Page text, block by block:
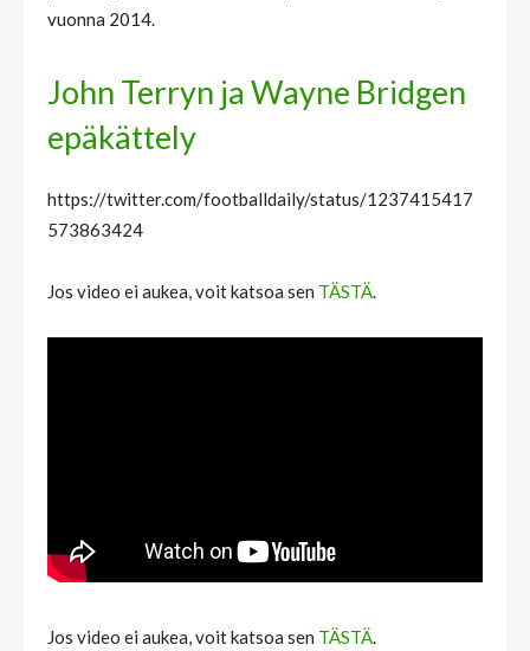
vuonna 2014.
John Terryn ja Wayne Bridgen
epäkättely
https://twitter.com/footballdaily/status/1237415417
573863424
Jos video ei aukea, voit katsoa sen TÄSTÄ.
Jos video ei aukea, voit katsoa sen TÄSTÄ.